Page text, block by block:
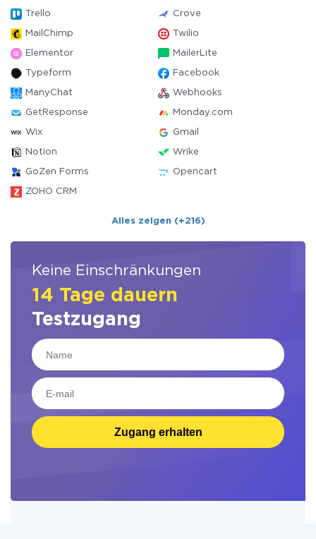
Trello Crove
MailChimp Twilio
Elementor MailerLite
Typeform Facebook
ManyChat Webhooks
GetResponse Monday.com
Wix Gmail
Notion Wrike
GoZen Forms Opencart
ZOHO CRM
Alles zeigen (+216)
Keine Einschränkungen
14 Tage dauern
Testzugang
Zugang erhalten